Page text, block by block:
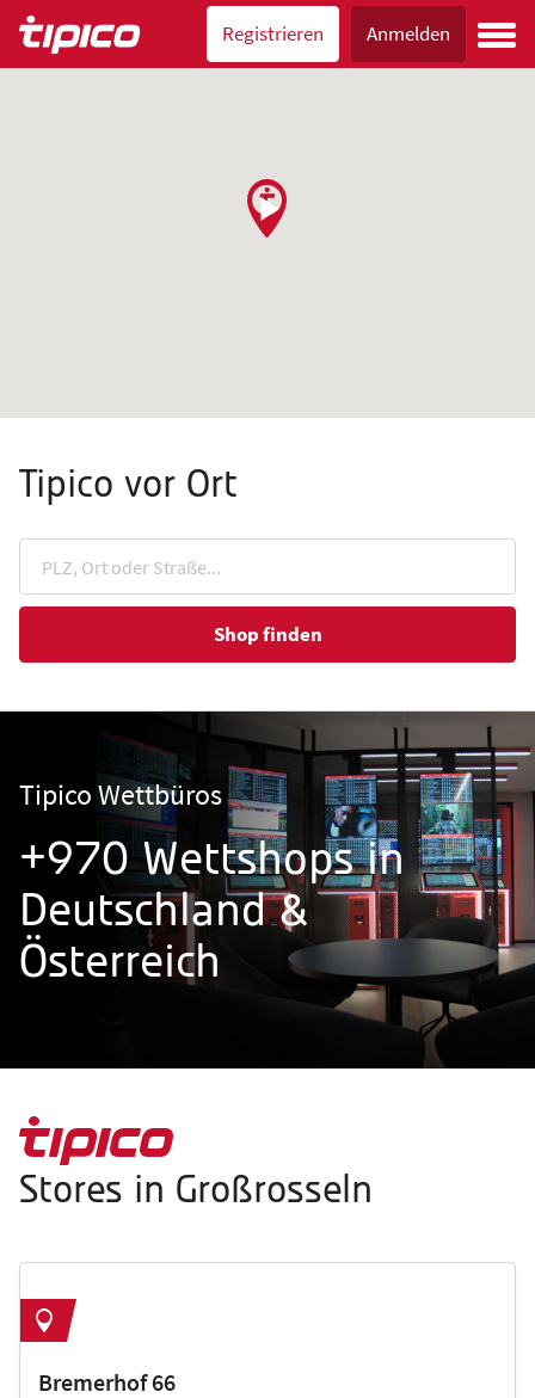
Registrieren Anmelden
Tipico vor Ort
Shop finden
Tipico Wettbüros
+970 Wettshops in
Deutschland &
Österreich
Stores in Großrosseln
Bremerhof 66